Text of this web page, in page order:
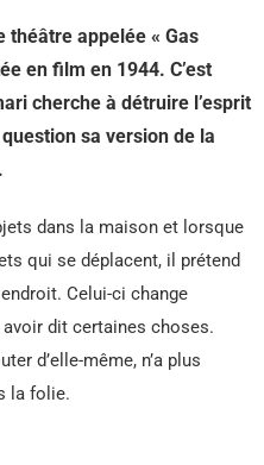
théâtre appelée « Gas
en film en 1944. C’est
cherche à détruire l’esprit
sa version de la
dans la maison et lorsque
qui se déplacent, il prétend
Celui-ci change
dit certaines choses.
d’elle-même, n’a plus
la folie.